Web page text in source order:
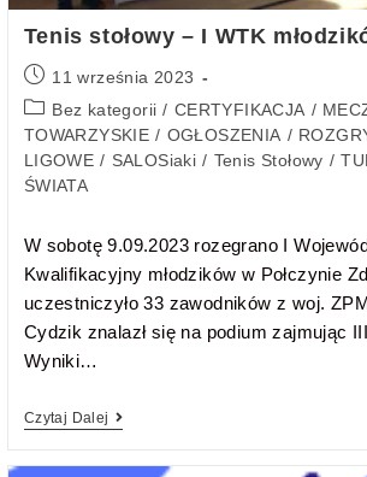
Tenis stołowy – I WTK
11 września 2023
Bez kategorii / CERTYFIKACJA /
TOWARZYSKIE / OGŁOSZENIA /
LIGOWE / SALOSiaki / Tenis Stołowy /
ŚWIATA
W sobotę 9.09.2023 rozegrano I
Kwalifikacyjny młodzików w Połczynie
uczestniczyło 33 zawodników z woj.
Cydzik znalazł się na podium zajmując
Wyniki…
Czytaj Dalej